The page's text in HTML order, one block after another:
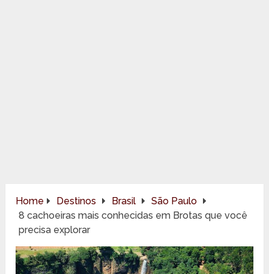
Home Destinos Brasil
São Paulo
8 cachoeiras mais conhecidas em Brotas que você
precisa explorar